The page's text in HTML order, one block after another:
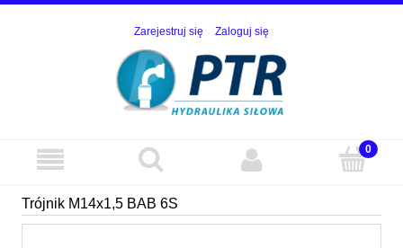
Zarejestruj się Zaloguj się
Trójnik M14x1,5 BAB 6S